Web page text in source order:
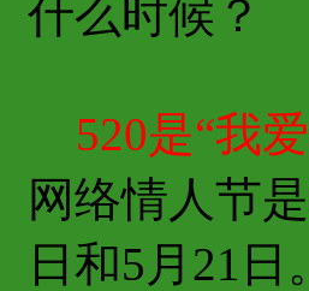
什么时候？
520是“我
网络情人节
日和5月21